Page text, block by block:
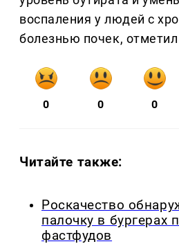
воспаления у людей с
болезнью почек,
0 0 0
Читайте также:
Роскачество
палочку в бургерах
фастфудов